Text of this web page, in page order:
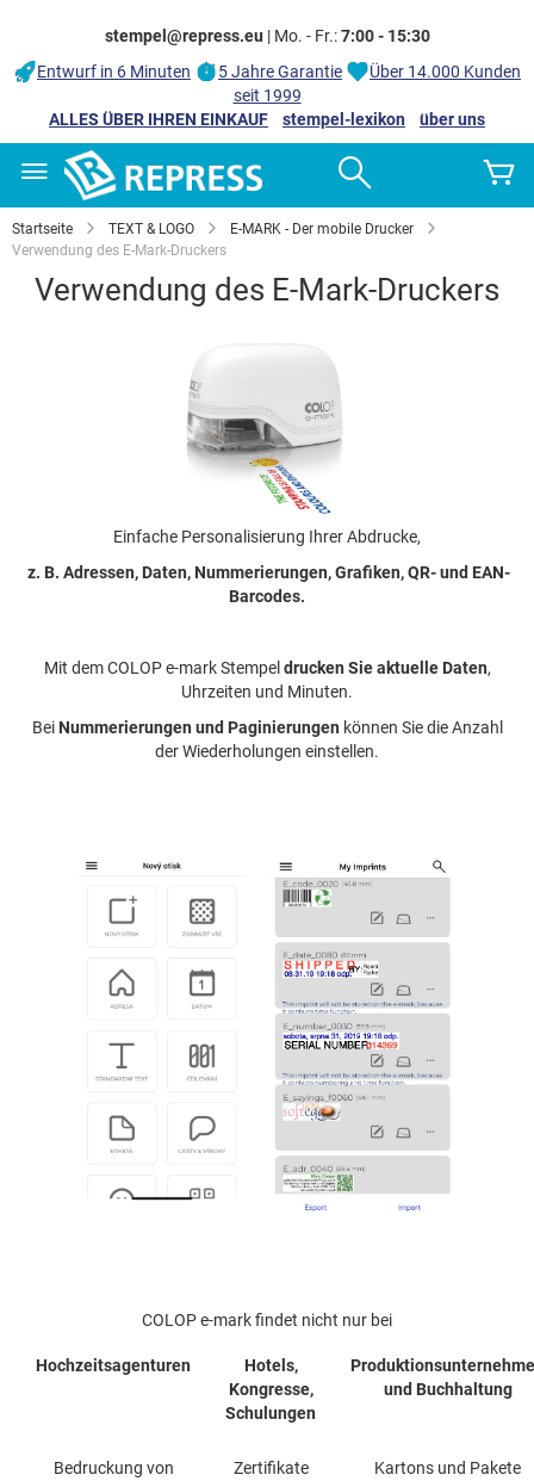
stempel@repress.eu | Mo. - Fr.:7:00 - 15:30
Entwurf in 6 Minuten
5 Jahre Garantie
Über 14.000 Kunden
seit 1999
ALLES ÜBER IHREN EINKAUF
stempel-lexikon
über uns
Startseite TEXT & LOGO
E-MARK - Der mobile Drucker
Verwendung des E-Mark-Druckers
Verwendung des E-Mark-Druckers
Einfache Personalisierung Ihrer Abdrucke,
z. B. Adressen, Daten, Nummerierungen, Grafiken, QR- und EAN-
Barcodes.
Mit dem COLOP e-mark Stempel drucken Sie aktuelle Daten,
Uhrzeiten und Minuten.
Bei Nummerierungen und Paginierungen können Sie die Anzahl
der Wiederholungen einstellen.
COLOP e-mark findet nicht nur bei
Hochzeitsagenturen
Hotels,
Kongresse,
Schulungen
und Buchhaltung
Bedruckung von
Zertifikate
Kartons und Pakete